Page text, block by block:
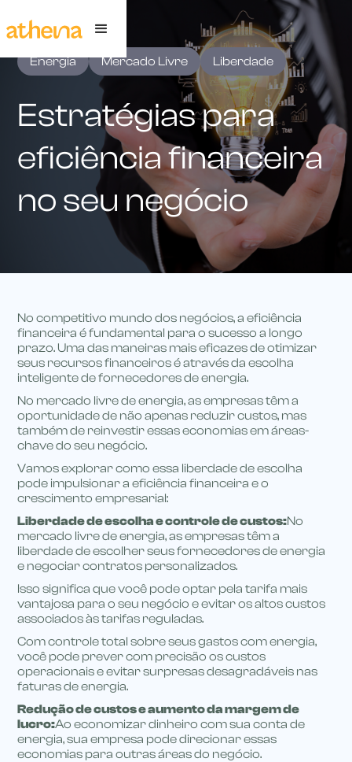
Energia Mercado Livre Liberdade
Estratégias para
eficiência financeira
no seu negócio
No competitivo mundo dos negócios, a eficiência
financeira é fundamental para o sucesso a longo
prazo. Uma das maneiras mais eficazes de otimizar
seus recursos financeiros é através da escolha
inteligente de fornecedores de energia.
No mercado livre de energia, as empresas têm a
oportunidade de não apenas reduzir custos, mas
também de reinvestir essas economias em áreas-
chave do seu negócio.
Vamos explorar como essa liberdade de escolha
pode impulsionar a eficiência financeira e o
crescimento empresarial:
Liberdade de escolha e controle de custos:No
mercado livre de energia, as empresas têm a
liberdade de escolher seus fornecedores de energia
e negociar contratos personalizados.
Isso significa que você pode optar pela tarifa mais
vantajosa para o seu negócio e evitar os altos custos
associados às tarifas reguladas.
Com controle total sobre seus gastos com energia,
você pode prever com precisão os custos
operacionais e evitar surpresas desagradáveis nas
faturas de energia.
Redução de custos e aumento da margem de
lucro:Ao economizar dinheiro com sua conta de
energia, sua empresa pode direcionar essas
economias para outras áreas do negócio.